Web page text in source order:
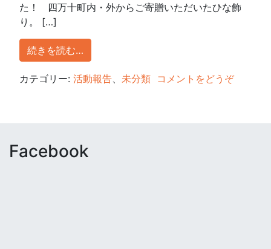
た！ 四万十町内・外からご寄贈いただいたひな飾
り。 […]
続きを読む…
カテゴリー: 活動報告 未分類 コメントをどうぞ
Facebook